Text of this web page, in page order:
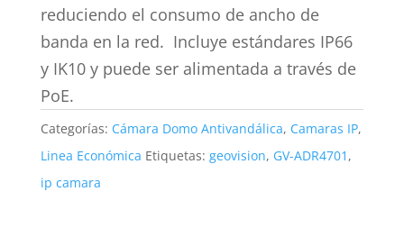
reduciendo el consumo de ancho de
banda en la red. Incluye estándares IP66
y IK10 y puede ser alimentada a través de
PoE.
Categorías: Cámara Domo Antivandálica, Camaras IP,
Linea Económica Etiquetas: geovision, GV-ADR4701 ,
ip camara